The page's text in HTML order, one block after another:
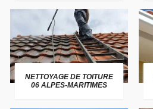
NETTOYAGE DE TOITURE
06 ALPES-MARITIMES